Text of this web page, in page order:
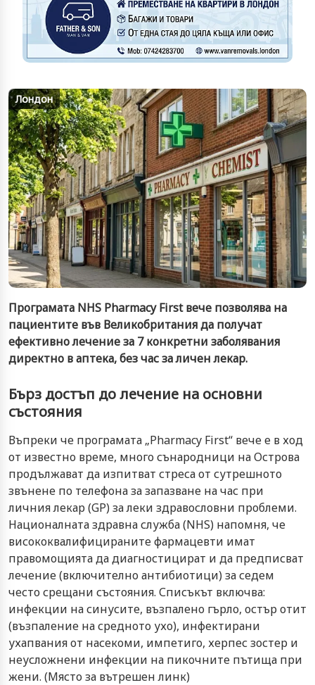
Лондон
Програмата NHS Pharmacy First вече позволява на
пациентите във Великобритания да получат
ефективно лечение за 7 конкретни заболявания
директно в аптека, без час за личен лекар.
Бърз достъп до лечение на основни
състояния
Въпреки че програмата „Pharmacy First“ вече е в ход
от известно време, много сънародници на Острова
продължават да изпитват стреса от сутрешното
звънене по телефона за запазване на час при
личния лекар (GP) за леки здравословни проблеми.
Националната здравна служба (NHS) напомня, че
висококвалифицираните фармацевти имат
правомощията да диагностицират и да предписват
лечение (включително антибиотици) за седем
често срещани състояния. Списъкът включва:
инфекции на синусите, възпалено гърло, остър отит
(възпаление на средното ухо), инфектирани
ухапвания от насекоми, импетиго, херпес зостер и
неусложнени инфекции на пикочните пътища при
жени. (Място за вътрешен линк)